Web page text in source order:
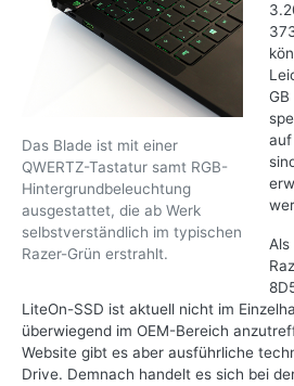
Das Blade ist mit einer
QWERTZ-Tastatur samt RGB-
Hintergrundbeleuchtung
ausgestattet, die ab Werk
selbstverständlich im typischen
Razer-Grün erstrahlt.
LiteOn-SSD ist aktuell nicht im
überwiegend im OEM-Bereich
Website gibt es aber ausführliche
Drive. Demnach handelt es sich bei